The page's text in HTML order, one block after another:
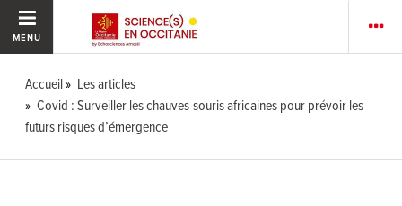
MENU
Accueil
Les articles
Covid : Surveiller les chauves-souris africaines pour prévoir les
futurs risques d’émergence